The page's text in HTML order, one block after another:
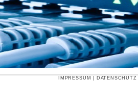
IMPRESSUM DATENSCHUTZ